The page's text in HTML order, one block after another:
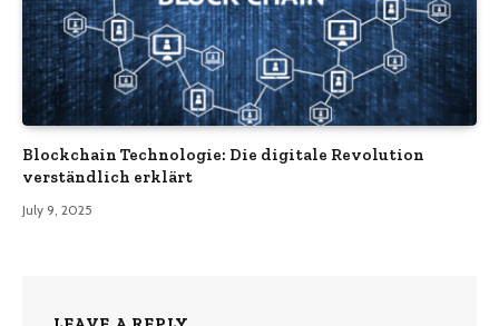
Blockchain Technologie: Die digitale Revolution
verständlich erklärt
July 9, 2025